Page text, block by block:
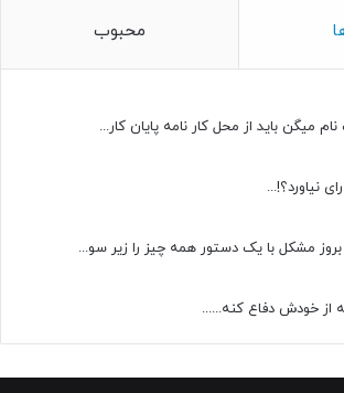
محبوب
میگن باید از محل کار نامه پایان کار...
نیاورد؟!...
بروز مشکل با یک دستور همه چیز را زیر سو...
از خودش دفاع کنه......